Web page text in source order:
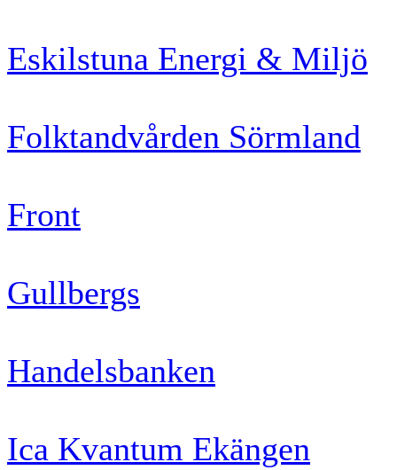
Eskilstuna Energi & Miljö
Folktandvården Sörmland
Front
Gullbergs
Handelsbanken
Ica Kvantum Ekängen